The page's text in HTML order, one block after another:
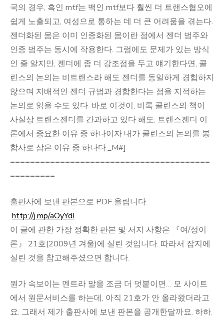
국의 경우, 흑인 mtf는 백인 mtf보다 훨씬 더 트랜스혐오에
쉽게 노출되고, 여성으로 통하는 데 더 큰 어려움을 겪는다.
젠더화된 몸은 이미 인종화된 몸이란 점에서 젠더 범주와
인종 범주는 동시에 작용한다. 그럼에도 문제가 있는 방식
인 줄 알지만, 젠더에 좀 더 강조점을 두고 얘기한다면, 콜
린스의 논의는 비트랜스라 해도 젠더를 동일하게 경험하지
않으며 지배적인 젠더 규범과 경합한다는 점을 지적하는
논의로 읽을 수도 있다. 바로 이것이, 비록 콜린스의 책이
사실상 트랜스젠더를 간과하고 있다 해도, 트랜스젠더 이
론에서 중요한 이유 중 하나이자 내가 콜린스의 논의를 봉
합사로 삼은 이유 중 하나다._M#]
========================================
=========
출판사에 보낸 판본으로 PDF 올립니다.
http://j.mp/aOyYdI
이 글에 관한 가장 정확한 판본 및 서지 사항은 『여/성이
론』 21호(2009년 겨울)에 실린 것입니다. 따라서 잡지에
실린 것을 참고해주셨으면 합니다.
뭔가 속보이는 멘트라 말을 조금 더 덧붙이면… 모 사이트
에서 원문서비스를 하는데, 아직 21호가 안 올라왔더라고
요. 그래서 제가 출판사에 보낸 판본을 공개한달까요. 하하.